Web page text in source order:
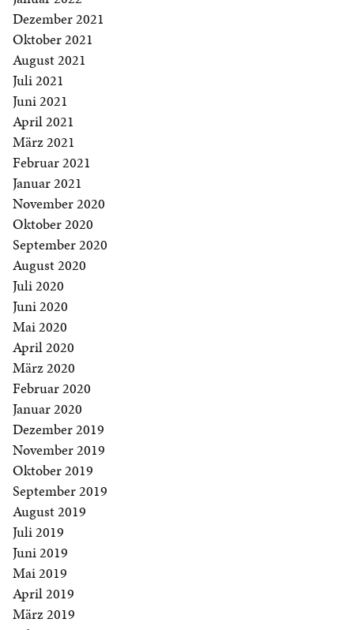
Dezember 2021
Oktober 2021
August 2021
Juli 2021
Juni 2021
April 2021
März 2021
Februar 2021
Januar 2021
November 2020
Oktober 2020
September 2020
August 2020
Juli 2020
Juni 2020
Mai 2020
April 2020
März 2020
Februar 2020
Januar 2020
Dezember 2019
November 2019
Oktober 2019
September 2019
August 2019
Juli 2019
Juni 2019
Mai 2019
April 2019
März 2019